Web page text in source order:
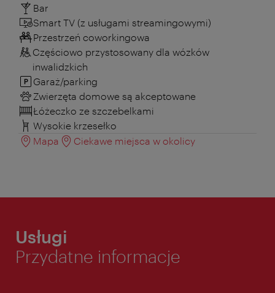
Bar
Smart TV (z usługami streamingowymi)
Przestrzeń coworkingowa
Częściowo przystosowany dla wózków
inwalidzkich
Garaż/parking
Zwierzęta domowe są akceptowane
Łóżeczko ze szczebelkami
Wysokie krzesełko
Mapa
Ciekawe miejsca w okolicy
Usługi
Przydatne informacje